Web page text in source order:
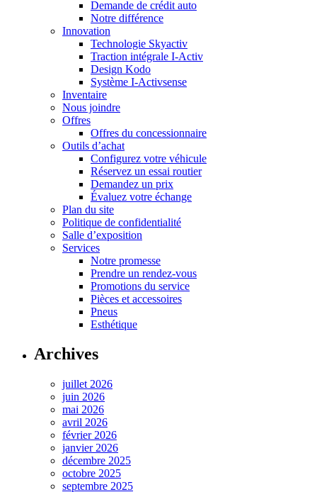
Demande de crédit auto
Notre différence
Innovation
Technologie Skyactiv
Traction intégrale I-Activ
Design Kodo
Système I-Activsense
Inventaire
Nous joindre
Offres
Offres du concessionnaire
Outils d’achat
Configurez votre véhicule
Réservez un essai routier
Demandez un prix
Évaluez votre échange
Plan du site
Politique de confidentialité
Salle d’exposition
Services
Notre promesse
Prendre un rendez-vous
Promotions du service
Pièces et accessoires
Pneus
Esthétique
Archives
juillet 2026
juin 2026
mai 2026
avril 2026
février 2026
janvier 2026
décembre 2025
octobre 2025
septembre 2025